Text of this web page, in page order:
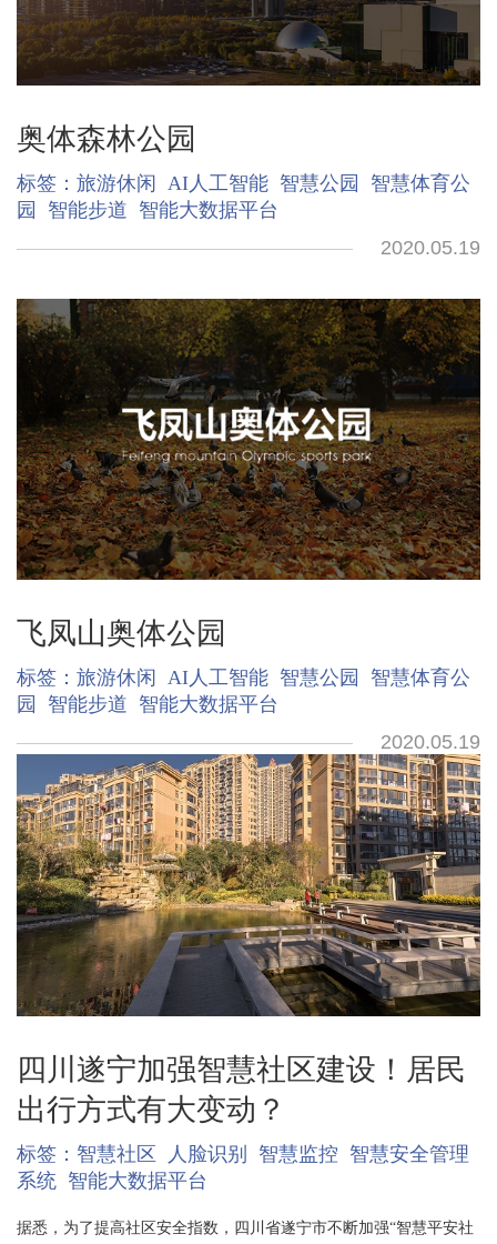
奥体森林公园
标签： 旅游休闲 AI人工智能 智慧公园
智慧体育公
园
智能步道 智能大数据平台
2020.05.19
飞凤山奥体公园
标签： 旅游休闲 AI人工智能 智慧公园
智慧体育公
园
智能步道 智能大数据平台
2020.05.19
四川遂宁加强智慧社区建设！居民
出行方式有大变动？
标签： 智慧社区 人脸识别 智慧监控 智慧安全管理
系统 智能大数据平台
据悉，为了提高社区安全指数，四川省遂宁市不断加强“智慧平安社